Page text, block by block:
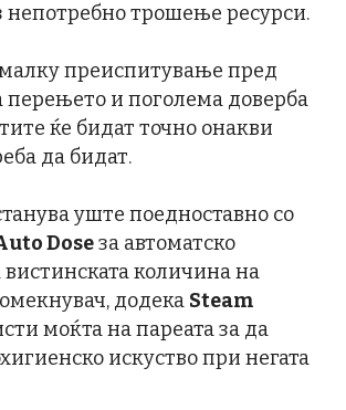
непотребно трошење ресурси.
преиспитување пред
перењето и поголема доверба
ќе бидат точно онакви
да бидат.
уште поедноставно со
Doseза автоматско
количина на
додека Steam
моќта на пареата за да
искуство при негата